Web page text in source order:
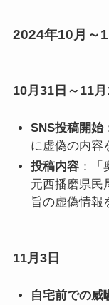
2024年10月～
10月31日～11月
SNS投稿開始
に虚偽の内容
投稿内容 ：
元西播磨県民
旨の虚偽情報
11月3日
自宅前での威